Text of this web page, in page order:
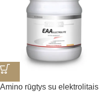
Amino rūgtys su elektrolitais